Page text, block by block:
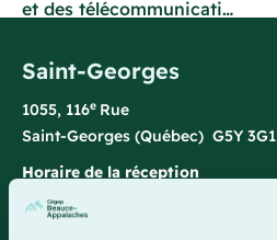
et des télécommunicati…
Saint-Georges
1055, 116e Rue
Saint-Georges (Québec) G5Y 3G1
Horaire de la réception
Lundi-vendredi : 7 h 45 à 15 h 45